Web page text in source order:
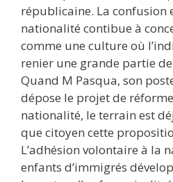
républicaine. La confusion
nationalité contibue à
comme une culture où
renier une grande partie de
Quand M Pasqua, son
dépose le projet de
nationalité, le terrain est
que citoyen cette
L’adhésion volontaire à la
enfants d’immigrés